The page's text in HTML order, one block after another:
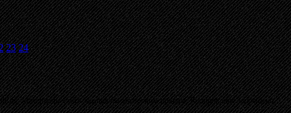
23 24
Материалы сайта защищены авторским правом. Копирование запрещено.